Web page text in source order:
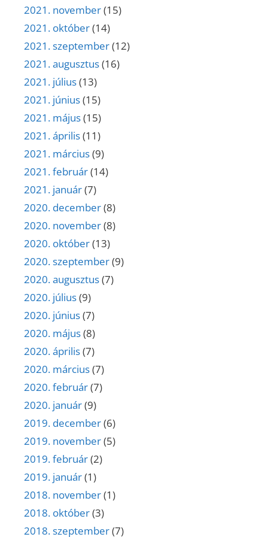
2021. november(15)
2021. október(14)
2021. szeptember(12)
2021. augusztus(16)
2021. július(13)
2021. június(15)
2021. május(15)
2021. április(11)
2021. március(9)
2021. február(14)
2021. január(7)
2020. december(8)
2020. november(8)
2020. október(13)
2020. szeptember(9)
2020. augusztus(7)
2020. július(9)
2020. június(7)
2020. május(8)
2020. április(7)
2020. március(7)
2020. február(7)
2020. január(9)
2019. december(6)
2019. november(5)
2019. február(2)
2019. január(1)
2018. november(1)
2018. október(3)
2018. szeptember(7)